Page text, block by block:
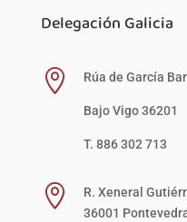
Delegación Galicia
 Rúa de García
Bajo Vigo 36201
T. 886 302 713

R. Xeneral
36001